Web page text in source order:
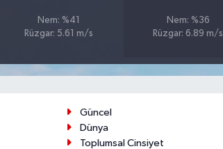
Nem: %41
Rüzgar: 5.61 m/s
Nem: %36
Rüzgar: 6.89 m/s
Güncel
Dünya
Toplumsal Cinsiyet